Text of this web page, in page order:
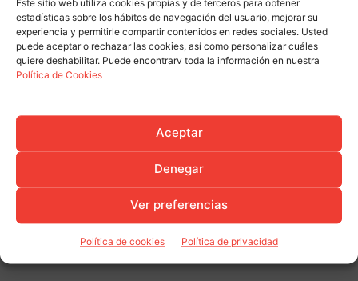
Este sitio web utiliza cookies propias y de terceros para obtener
estadísticas sobre los hábitos de navegación del usuario, mejorar su
experiencia y permitirle compartir contenidos en redes sociales. Usted
puede aceptar o rechazar las cookies, así como personalizar cuáles
quiere deshabilitar. Puede encontrarv toda la información en nuestra
Política de Cookies
Aceptar
Denegar
Ver preferencias
Política de cookies Política de privacidad